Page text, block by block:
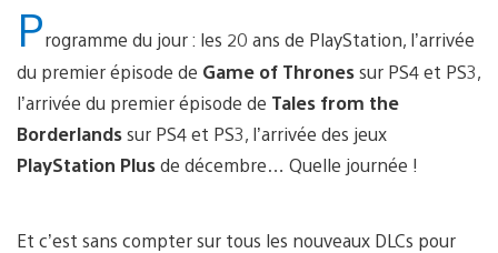
Plus…
Programme du jour : les 20 ans de PlayStation, l’arrivée
du premier épisode de Game of Thronessur PS4 et PS3,
l’arrivée du premier épisode de Tales from the
Borderlandssur PS4 et PS3, l’arrivée des jeux
PlayStation Plusde décembre… Quelle journée !
Et c’est sans compter sur tous les nouveaux DLCs pour